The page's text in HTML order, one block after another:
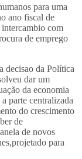
para uma
ano fiscal de
intercambio com
de emprego
decisao da Política
dar um
da economia
parte centralizada
do crescimento
de
de novos
para